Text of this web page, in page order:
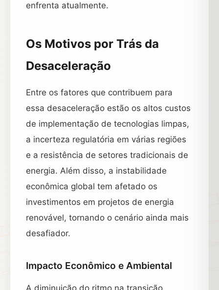
enfrenta atualmente.
Os Motivos por Trás da
Desaceleração
Entre os fatores que contribuem para
essa desaceleração estão os altos custos
de implementação de tecnologias limpas,
a incerteza regulatória em várias regiões
e a resistência de setores tradicionais de
energia. Além disso, a instabilidade
econômica global tem afetado os
investimentos em projetos de energia
renovável, tornando o cenário ainda mais
desafiador.
Impacto Econômico e Ambiental
A diminuição do ritmo na transição